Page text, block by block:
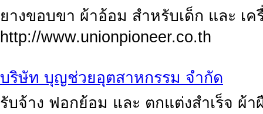
ยางขอบขา ผ้าอ้อม สำหรับเด็ก และ เค
http://www.unionpioneer.co.th
บริษัท บุญช่วยอุตสาหกรรม จํากัด
รับจ้าง ฟอกย้อม และ ตกแต่งสําเร็จ ผ้